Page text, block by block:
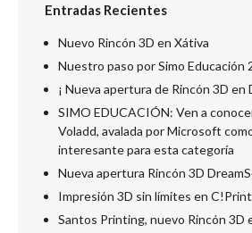
Entradas Recientes
Nuevo Rincón 3D en Xátiva
Nuestro paso por Simo Educación
¡ Nueva apertura de Rincón 3D en
SIMO EDUCACIÓN: Ven a
Voladd, avalada por Microsoft
interesante para esta categoría
Nueva apertura Rincón 3D
Impresión 3D sin límites en C!Print
Santos Printing, nuevo Rincón 3D